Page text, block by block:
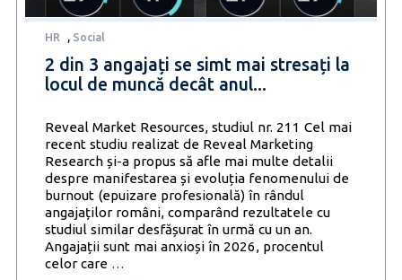
cumpărături
anul
acesta
HR , Social
2 din 3 angajați se simt mai stresați la
locul de muncă decât anul...
Reveal Market Resources, studiul nr. 211 Cel mai
recent studiu realizat de Reveal Marketing
Research și-a propus să afle mai multe detalii
despre manifestarea și evoluția fenomenului de
burnout (epuizare profesională) în rândul
angajaților români, comparând rezultatele cu
studiul similar desfășurat în urmă cu un an.
Angajații sunt mai anxioși în 2026, procentul
celor care …